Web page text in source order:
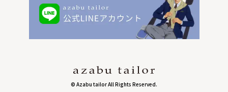
© Azabu tailor All Rights Reserved.